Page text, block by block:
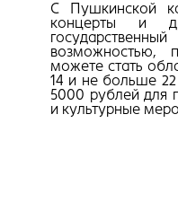
С Пушкинской
концерты и
возможностью,
можете стать
14 и не больше 22
5000 рублей для
и культурные